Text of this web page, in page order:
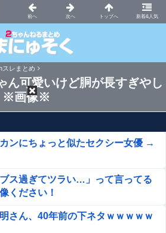
新着&人気
まとめニュース速報VIP
スレまとめ
ん可愛いけど胴が長すぎやし
※画像※
カンにちょっと似たセクシー女優 →
ス過ぎてツラい…」って言ってる
ください！
さん、40年前の下ネタｗｗｗｗｗ